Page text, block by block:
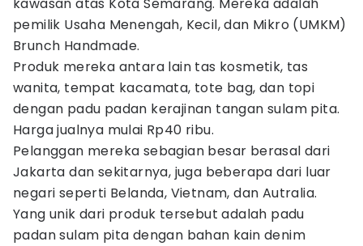
pemilik Usaha Menengah, Kecil, dan Mikro (UMKM)
Brunch Handmade.
Produk mereka antara lain tas kosmetik, tas
wanita, tempat kacamata, tote bag, dan topi
dengan padu padan kerajinan tangan sulam pita.
Harga jualnya mulai Rp40 ribu.
Pelanggan mereka sebagian besar berasal dari
Jakarta dan sekitarnya, juga beberapa dari luar
negari seperti Belanda, Vietnam, dan Autralia.
Yang unik dari produk tersebut adalah padu
padan sulam pita dengan bahan kain denim